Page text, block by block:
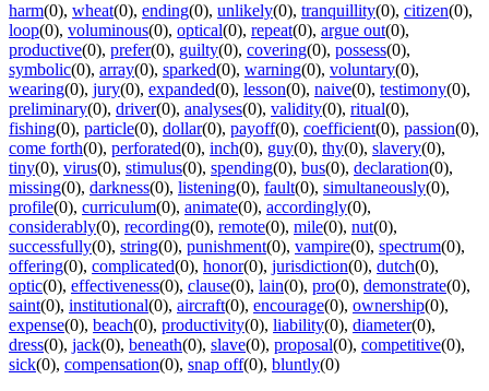
harm(0), wheat(0), ending(0), unlikely(0), tranquillity(0), citizen(0),
loop(0), voluminous(0), optical(0), repeat(0), argue out(0),
productive(0), prefer(0), guilty(0), covering(0), possess(0),
symbolic(0), array(0), sparked(0), warning(0), voluntary(0),
wearing(0), jury(0), expanded(0), lesson(0), naive(0), testimony(0),
preliminary(0), driver(0), analyses(0), validity(0), ritual(0),
fishing(0), particle(0), dollar(0), payoff(0), coefficient(0), passion(0),
come forth(0), perforated(0), inch(0), guy(0), thy(0), slavery(0),
tiny(0), virus(0), stimulus(0), spending(0), bus(0), declaration(0),
missing(0), darkness(0), listening(0), fault(0), simultaneously(0),
profile(0), curriculum(0), animate(0), accordingly(0),
considerably(0), recording(0), remote(0), mile(0), nut(0),
successfully(0), string(0), punishment(0), vampire(0), spectrum(0),
offering(0), complicated(0), honor(0), jurisdiction(0), dutch(0),
optic(0), effectiveness(0), clause(0), lain(0), pro(0), demonstrate(0),
saint(0), institutional(0), aircraft(0), encourage(0), ownership(0),
expense(0), beach(0), productivity(0), liability(0), diameter(0),
dress(0), jack(0), beneath(0), slave(0), proposal(0), competitive(0),
sick(0), compensation(0), snap off(0), bluntly(0)